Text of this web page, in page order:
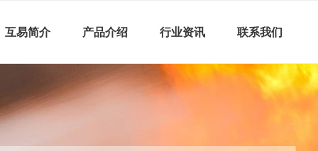
互易简介 产品介绍 行业资讯 联系我们